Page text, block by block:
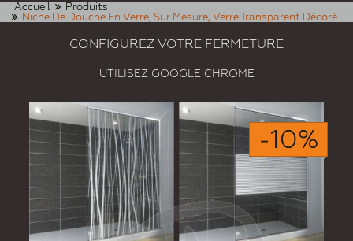
Accueil
Produits
Niche De Douche En Verre, Sur Mesure, Verre Transparent Décoré
CONFIGUREZ VOTRE FERMETURE
UTILISEZ GOOGLE CHROME
-10%